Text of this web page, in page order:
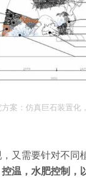
案：仿真巨石装置化
又需要针对不同
温，水肥控制，